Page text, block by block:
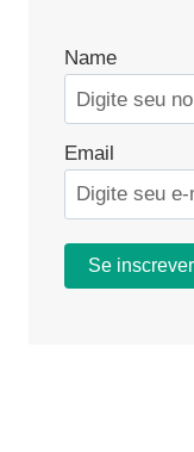
Name
Email